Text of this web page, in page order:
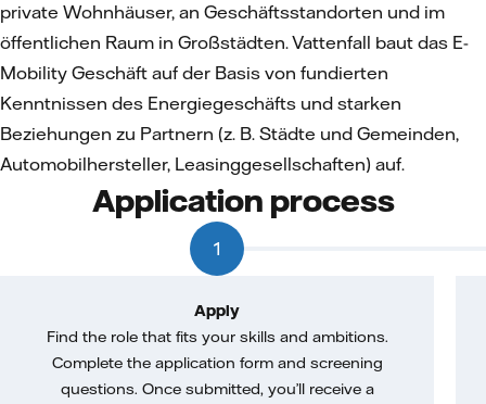
private Wohnhäuser, an Geschäftsstandorten und im
öffentlichen Raum in Großstädten. Vattenfall baut das E-
Mobility Geschäft auf der Basis von fundierten
Kenntnissen des Energiegeschäfts und starken
Beziehungen zu Partnern (z. B. Städte und Gemeinden,
Automobilhersteller, Leasinggesellschaften) auf.
Application process
1
Apply
Find the role that fits your skills and ambitions.
Complete the application form and screening
questions. Once submitted, you’ll receive a